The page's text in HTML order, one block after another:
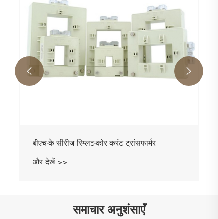
बीएच-के सीरीज स्प्लिट-कोर करंट ट्रांसफार्मर
और देखें >>
 
समाचार अनुशंसाएँ